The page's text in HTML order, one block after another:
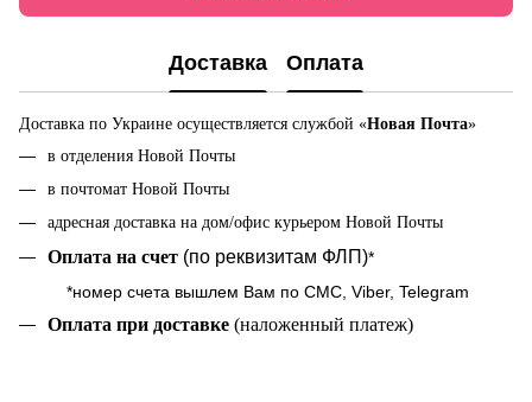
Доставка Оплата
Доставка по Украине осуществляется службой «Новая Почта»
в отделения Новой Почты
в почтомат Новой Почты
адресная доставка на дом/офис курьером Новой Почты
Оплата на cчет (по реквизитам ФЛП)*
*номер счета вышлем Вам по СМС, Viber, Telegram
Оплата при доставке (наложенный платеж)